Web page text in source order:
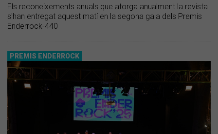
Els reconeixements anuals que atorga anualment la revista
s'han entregat aquest matí en la segona gala dels Premis
Enderrock-440
PREMIS ENDERROCK